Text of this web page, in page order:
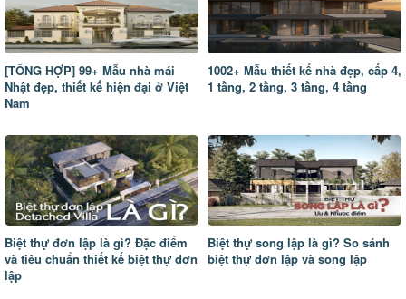
[TỔNG HỢP] 99+ Mẫu nhà mái
Nhật đẹp, thiết kế hiện đại ở Việt
Nam
1002+ Mẫu thiết kế nhà đẹp, cấp 4,
1 tầng, 2 tầng, 3 tầng, 4 tầng
Biệt thự đơn lập là gì? Đặc điểm
và tiêu chuẩn thiết kế biệt thự đơn
lập
Biệt thự song lập là gì? So sánh
biệt thự đơn lập và song lập